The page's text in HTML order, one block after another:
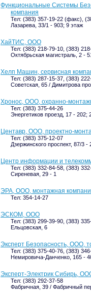
Функциональные Системы
компания
Тел: (383) 357-19-22 (факс),
Лазарева, 33/1 - 903; 9 этаж
ХайТИС, ООО
Тел: (383) 218-79-10, (383)
Октябрьская магистраль, 2 -
Хелп Машин, сервисная
Тел: (383) 287-15-37, (383)
Советская, 65 / Димитрова
Хронос, ООО, охранно-
Тел: (383) 375-44-26
Энергетиков проезд, 17 - 202;
Центавр, ООО, проектно-
Тел: (383) 375-12-07
Дзержинского проспект, 87/3 -
Центр информации и
Тел: (383) 332-84-58, (383)
Сиреневая, 29 - 1
ЭРА, ООО, монтажная
Тел: 354-14-27
ЭСКОМ, ООО
Тел: (383) 299-39-90, (383)
Ельцовская, 6
Эксперт Безопасность, ООО,
Тел: (383) 375-40-76, (383)
Немировича-Данченко, 165 -
Эксперт-Электрик Сибирь,
Тел: (383) 292-37-58
Фабричная, 39 / Фабричный